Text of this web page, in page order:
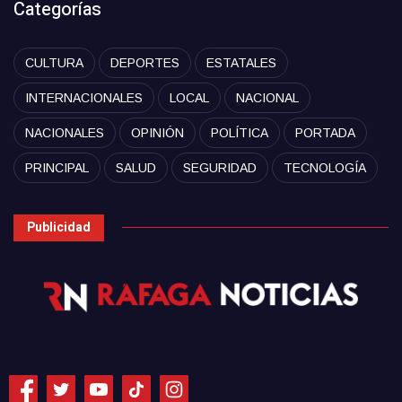
Categorías
CULTURA DEPORTES ESTATALES
INTERNACIONALES LOCAL NACIONAL
NACIONALES OPINIÓN POLÍTICA PORTADA
PRINCIPAL SALUD SEGURIDAD TECNOLOGÍA
Publicidad